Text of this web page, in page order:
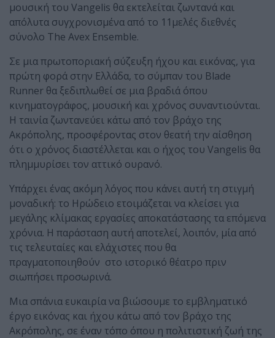
μουσική του Vangelis θα εκτελείται ζωντανά και
απόλυτα συγχρονισμένα από το 11μελές διεθνές
σύνολο The Avex Ensemble.
Σε μια πρωτοποριακή σύζευξη ήχου και εικόνας, για
πρώτη φορά στην Ελλάδα, το σύμπαν του Blade
Runner θα ξεδιπλωθεί σε μια βραδιά όπου
κινηματογράφος, μουσική και χρόνος συναντιούνται.
Η ταινία ζωντανεύει κάτω από τον βράχο της
Ακρόπολης, προσφέροντας στον θεατή την αίσθηση
ότι ο χρόνος διαστέλλεται και ο ήχος του Vangelis θα
πλημμυρίσει τον αττικό ουρανό.
Υπάρχει ένας ακόμη λόγος που κάνει αυτή τη στιγμή
μοναδική: το Ηρώδειο ετοιμάζεται να κλείσει για
μεγάλης κλίμακας εργασίες αποκατάστασης τα επόμενα
χρόνια. Η παράσταση αυτή αποτελεί, λοιπόν, μία από
τις τελευταίες και ελάχιστες που θα
πραγματοποιηθούν στο ιστορικό θέατρο πριν
σιωπήσει προσωρινά.
Μια σπάνια ευκαιρία να βιώσουμε το εμβληματικό
έργο εικόνας και ήχου κάτω από τον βράχο της
Ακρόπολης, σε έναν τόπο όπου η πολιτιστική ζωή της